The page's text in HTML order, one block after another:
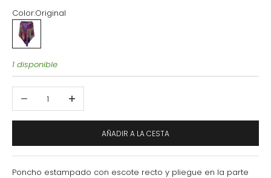
Color:Original
Original
1 disponible
Reducir cantidadAumentar cantidad
AÑADIR A LA CESTA
Poncho estampado con escote recto y pliegue en la parte